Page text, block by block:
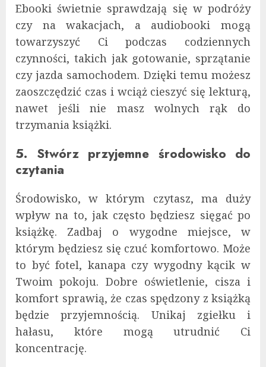
Ebooki świetnie sprawdzają się w podróży
czy na wakacjach, a audiobooki mogą
towarzyszyć Ci podczas codziennych
czynności, takich jak gotowanie, sprzątanie
czy jazda samochodem. Dzięki temu możesz
zaoszczędzić czas i wciąż cieszyć się lekturą,
nawet jeśli nie masz wolnych rąk do
trzymania książki.
5. Stwórz przyjemne środowisko do
czytania
Środowisko, w którym czytasz, ma duży
wpływ na to, jak często będziesz sięgać po
książkę. Zadbaj o wygodne miejsce, w
którym będziesz się czuć komfortowo. Może
to być fotel, kanapa czy wygodny kącik w
Twoim pokoju. Dobre oświetlenie, cisza i
komfort sprawią, że czas spędzony z książką
będzie przyjemnością. Unikaj zgiełku i
hałasu, które mogą utrudnić Ci
koncentrację.